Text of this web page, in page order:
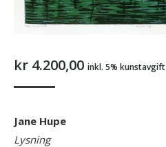
kr 4.200,00 inkl. 5% kunstavgift
Jane Hupe
Lysning